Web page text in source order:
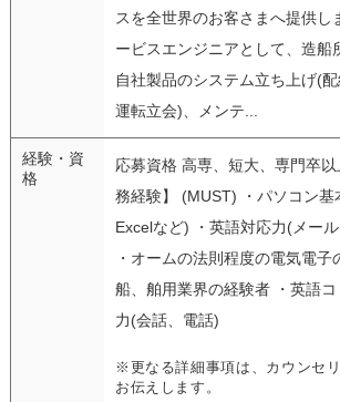
スを全世界のお客さまへ提供し
ービスエンジニアとして、造船
自社製品のシステム立ち上げ(
運転立会)、メンテ...
経験・資
格
応募資格 高専、短大、専門卒
務経験】 (MUST) ・パソコン基
Excelなど) ・英語対応力(メー
・オームの法則程度の電気電子
船、舶用業界の経験者 ・英語
力(会話、電話)
※更なる詳細事項は、カウンセ
お伝えします。